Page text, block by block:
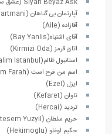
Siyah Beyaz Ask (عشق سیاه و سفید)
آپارتمان بی گناهان (Masumlar Apartmani)
آقازاده (Aile)
آقای اشتباه(Bay Yanlis)
اتاق قرمز (Kirmizi Oda)
استانبول ظالم(Zalim Istanbul)
اسم من فرح است (Adim Farah)
ایزل (Ezel)
تاوان (Kefaret)
تردید (Hercai)
حریم سلطان (Muhtesem Yuzyil)
حکیم اوغلو (Hekimoglu)